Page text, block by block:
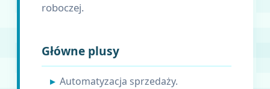
roboczej.
Główne plusy
Automatyzacja sprzedaży.